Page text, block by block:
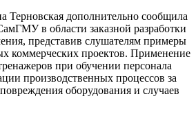
Терновская дополнительно сообщила
в области заказной разработки
представив слушателям примеры
коммерческих проектов. Применение
при обучении персонала
производственных процессов за
оборудования и случаев